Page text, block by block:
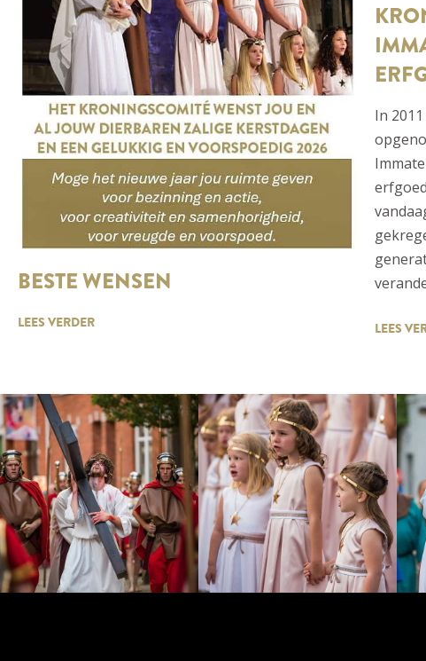
BESTE WENSEN
LEES VERDER
In
LEES